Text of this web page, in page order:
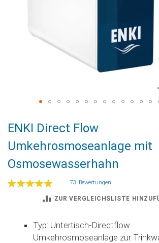
Anfang
der
Bildgalerie
springen
ENKI Direct Flow
Umkehrosmoseanlage mit
Osmosewasserhahn
Bewertung:
73 Bewertungen
ZUR VERGLEICHSLISTE
Typ: Untertisch-Directflow
Umkehrosmoseanlage zur